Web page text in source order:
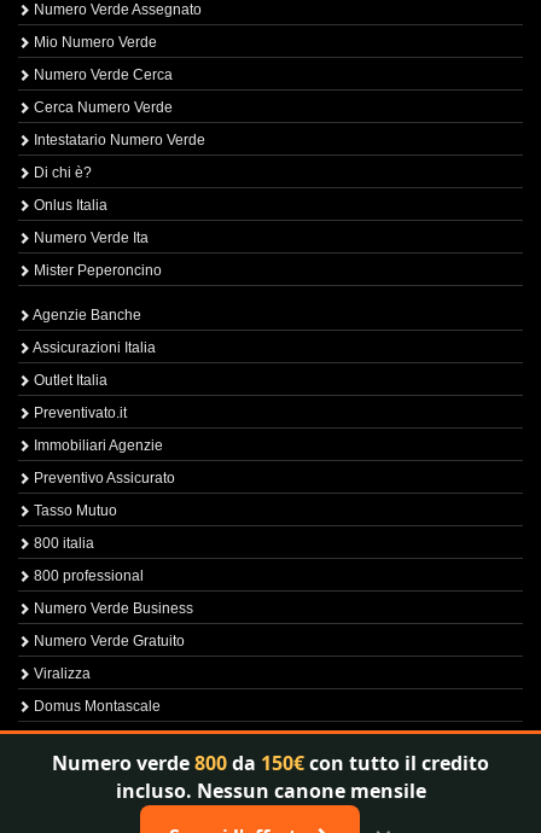
Numero Verde Assegnato
Mio Numero Verde
Numero Verde Cerca
Cerca Numero Verde
Intestatario Numero Verde
Di chi è?
Onlus Italia
Numero Verde Ita
Mister Peperoncino
Agenzie Banche
Assicurazioni Italia
Outlet Italia
Preventivato.it
Immobiliari Agenzie
Preventivo Assicurato
Tasso Mutuo
800 italia
800 professional
Numero Verde Business
Numero Verde Gratuito
Viralizza
Domus Montascale
Sprint800
Verfica Numero Verde
Numero verde800da 150€con tutto il credito
incluso. Nessun canone mensile